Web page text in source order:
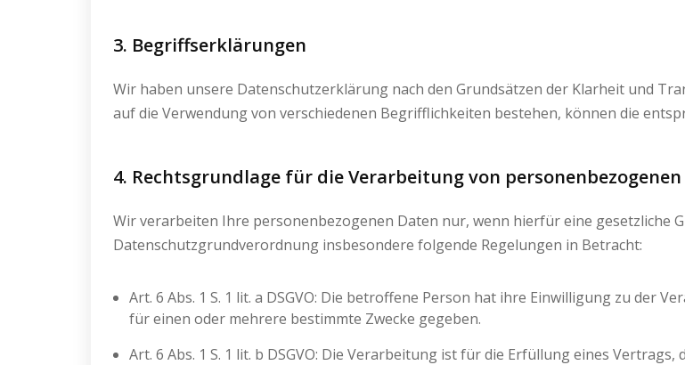
3. Begriffserklärungen
Wir haben unsere Datenschutzerklärung nach den Grundsätzen der Klarheit und
auf die Verwendung von verschiedenen Begrifflichkeiten bestehen, können die
4. Rechtsgrundlage für die Verarbeitung von
Wir verarbeiten Ihre personenbezogenen Daten nur, wenn hierfür eine gesetzliche
Datenschutzgrundverordnung insbesondere folgende Regelungen in Betracht:
Art. 6 Abs. 1 S. 1 lit. a DSGVO: Die betroffene Person hat ihre Einwilligung zu der
für einen oder mehrere bestimmte Zwecke gegeben.
Art. 6 Abs. 1 S. 1 lit. b DSGVO: Die Verarbeitung ist für die Erfüllung eines